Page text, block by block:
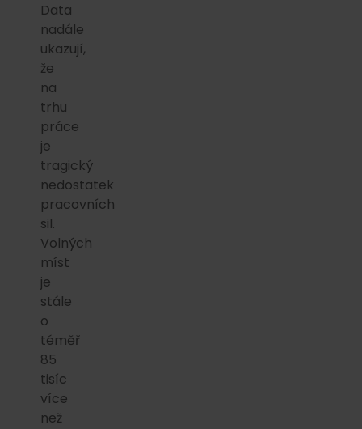
Data
nadále
ukazují,
že
na
trhu
práce
je
tragický
nedostatek
pracovních
sil.
Volných
míst
je
stále
o
téměř
85
tisíc
více
než